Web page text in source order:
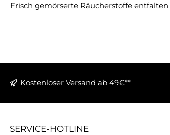
Frisch gemörserte Räucherstoffe
Kostenloser Versand ab 49€**
SERVICE-HOTLINE